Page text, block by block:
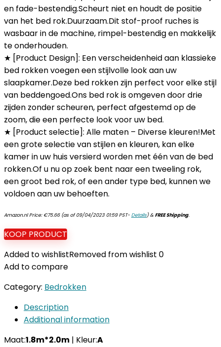
en fade-bestendig.Scheurt niet en houdt de positie
van het bed rok.Duurzaam.Dit stof-proof ruches is
wasbaar in de machine, rimpel-bestendig en makkelijk
te onderhouden.
★ [Product Design]: Een verscheidenheid aan klassieke
bed rokken voegen een stijlvolle look aan uw
slaapkamer.Deze bed rokken zijn perfect voor elke stijl
van beddengoed.Ons bed rok is omgeven door drie
zijden zonder scheuren, perfect afgestemd op de
zoom, die een perfecte look voor uw bed.
★ [Product selectie]: Alle maten – Diverse kleuren!Met
een grote selectie van stijlen en kleuren, kan elke
kamer in uw huis versierd worden met één van de bed
rokken.Of u nu op zoek bent naar een tweeling rok,
een groot bed rok, of een ander type bed, kunnen we
voldoen aan uw behoeften.
Amazon.nl Price: €75.66(as of 09/04/2023 01:59 PST-Details)&FREE Shipping.
KOOP PRODUCT
Added to wishlistRemoved from wishlist 0
Add to compare
Category: Bedrokken
Description
Additional information
Maat:1.8m*2.0m | Kleur:A